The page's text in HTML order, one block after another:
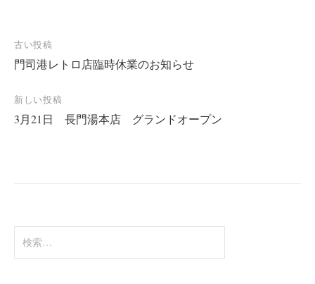
稿
ナ
ョ
ン
古い投稿
門司港レトロ店臨時休業のお知らせ
新しい投稿
3月21日 長門湯本店 グランドオープン
索